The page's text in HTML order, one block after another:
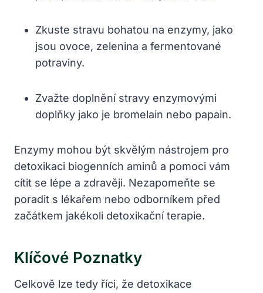
Zkuste stravu bohatou na enzymy, jako
jsou ovoce, zelenina a fermentované
potraviny.
Zvažte doplnění stravy enzymovými
doplňky jako je bromelain nebo papain.
Enzymy mohou být skvělým nástrojem pro
detoxikaci biogenních aminů a pomoci vám
cítit se lépe a zdravěji. Nezapomeňte se
poradit s lékařem nebo odborníkem před
začátkem jakékoli detoxikační terapie.
Klíčové Poznatky
Celkově lze tedy říci, že detoxikace